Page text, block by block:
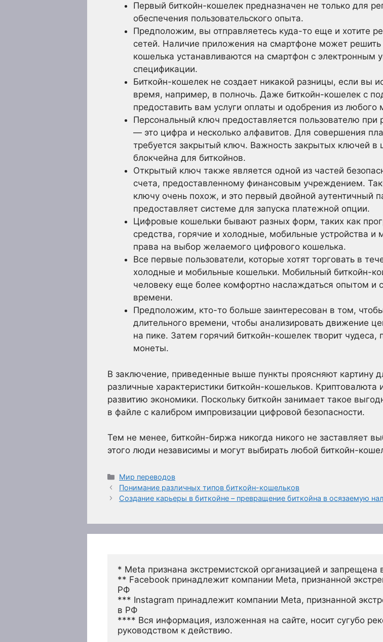
Первый биткойн-кошелек предназначен не только для
обеспечения пользовательского опыта.
Предположим, вы отправляетесь куда-то еще и хотите
сетей. Наличие приложения на смартфоне может
кошелька устанавливаются на смартфон с электронным
спецификации.
Биткойн-кошелек не создает никакой разницы, если вы
время, например, в полночь. Даже биткойн-кошелек с
предоставить вам услуги оплаты и одобрения из любого
Персональный ключ предоставляется пользователю
— это цифра и несколько алфавитов. Для совершения
требуется закрытый ключ. Важность закрытых ключей в
блокчейна для биткойнов.
Открытый ключ также является одной из частей
счета, предоставленному финансовым учреждением.
ключу очень похож, и это первый двойной аутентичный
предоставляет системе для запуска платежной опции.
Цифровые кошельки бывают разных форм, таких как
средства, горячие и холодные, мобильные устройства и
права на выбор желаемого цифрового кошелька.
Все первые пользователи, которые хотят торговать в
холодные и мобильные кошельки. Мобильный биткойн-
человеку еще более комфортно наслаждаться опытом и
времени.
Предположим, кто-то больше заинтересован в том,
длительного времени, чтобы анализировать движение
на пике. Затем горячий биткойн-кошелек творит чудеса,
монеты.
В заключение, приведенные выше пункты проясняют картину
различные характеристики биткойн-кошельков.
развитию экономики. Поскольку биткойн занимает такое
в файле с калибром импровизации цифровой безопасности.
Тем не менее, биткойн-биржа никогда никого не заставляет
этого люди независимы и могут выбирать любой биткойн-
Рубрики
Мир переводов
Понимание различных типов биткойн-кошельков
Создание карьеры в биткойне – превращение биткойна в осязаемую
* Meta признана экстремистской организацией и запрещена
** Facebook принадлежит компании Meta, признанной
РФ
*** Instagram принадлежит компании Meta, признанной
в РФ
**** Вся информация, изложенная на сайте, носит сугубо
руководством к действию.